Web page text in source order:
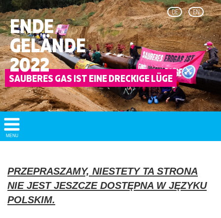
DE EN
ENDE
GELÄNDE
2022
Show/
Hide
MENU
PRZEPRASZAMY, NIESTETY TA STRONA
NIE JEST JESZCZE DOSTĘPNA W JĘZYKU
POLSKIM.